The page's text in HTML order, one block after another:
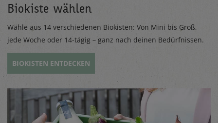
Biokiste wählen
Wähle aus 14 verschiedenen Biokisten: Von Mini bis Groß,
jede Woche oder 14-tägig – ganz nach deinen Bedürfnissen.
BIOKISTEN ENTDECKEN